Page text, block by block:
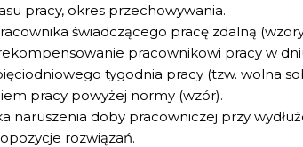
pracy, okres przechowywania.
świadczącego pracę zdalną
pracownikowi pracy w
tygodnia pracy (tzw. wolna
pracy powyżej normy (wzór).
naruszenia doby pracowniczej przy
rozwiązań.